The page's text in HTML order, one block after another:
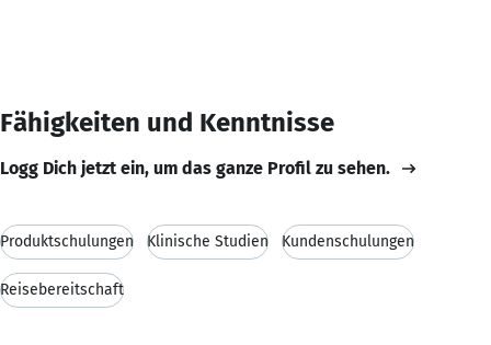
Fähigkeiten und Kenntnisse
Logg Dich jetzt ein, um das ganze Profil zu sehen.
Produktschulungen Klinische Studien Kundenschulungen
Reisebereitschaft